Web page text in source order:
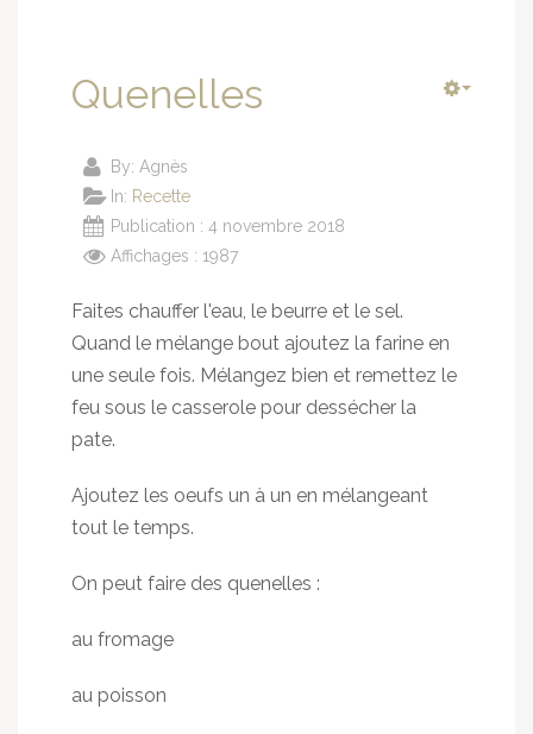
Quenelles
By: Agnès
In: Recette
Publication : 4 novembre 2018
Affichages : 1987
Faites chauffer l'eau, le beurre et le sel.
Quand le mélange bout ajoutez la farine en
une seule fois. Mélangez bien et remettez le
feu sous le casserole pour dessécher la
pate.
Ajoutez les oeufs un à un en mélangeant
tout le temps.
On peut faire des quenelles :
au fromage
au poisson